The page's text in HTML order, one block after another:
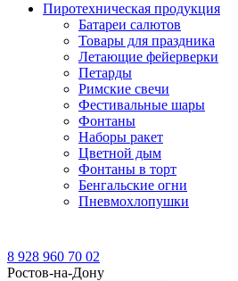
Пиротехническая продукция
Батареи салютов
Товары для праздника
Летающие фейерверки
Петарды
Римские свечи
Фестивальные шары
Фонтаны
Наборы ракет
Цветной дым
Фонтаны в торт
Бенгальские огни
Пневмохлопушки
8 928 960 70 02
Ростов-на-Дону